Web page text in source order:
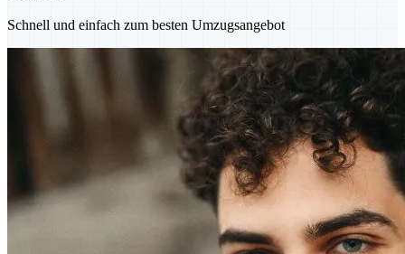
Schnell und einfach zum besten Umzugsangebot